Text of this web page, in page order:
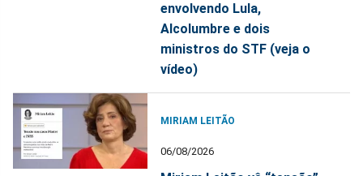
envolvendo Lula,
Alcolumbre e dois
ministros do STF (veja o
vídeo)
MIRIAM LEITÃO
06/08/2026